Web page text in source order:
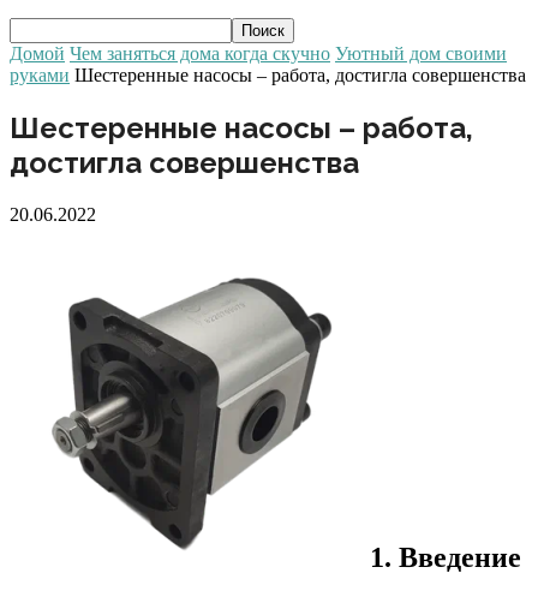
Домой Чем заняться дома когда скучно Уютный дом своими
руками Шестеренные насосы – работа, достигла совершенства
Шестеренные насосы – работа,
достигла совершенства
20.06.2022
1. Введение